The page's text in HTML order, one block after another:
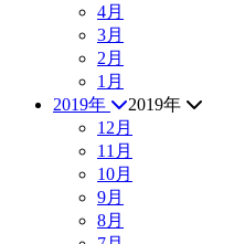
4月
3月
2月
1月
2019年
2019年
12月
11月
10月
9月
8月